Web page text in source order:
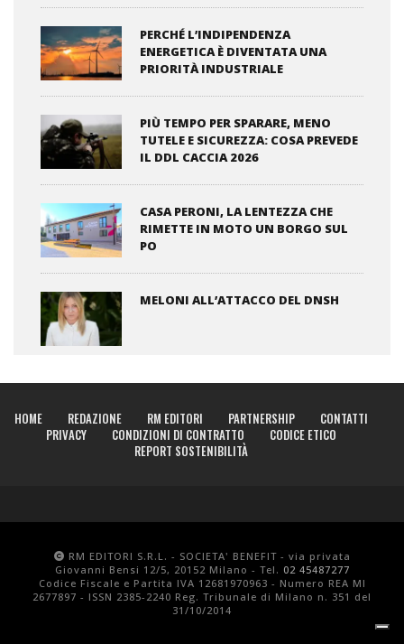
PERCHÉ L’INDIPENDENZA
ENERGETICA È DIVENTATA UNA
PRIORITÀ INDUSTRIALE
PIÙ TEMPO PER SPARARE, MENO
TUTELE E SICUREZZA: COSA PREVEDE
IL DDL CACCIA 2026
CASA PERONI, LA LENTEZZA CHE
RIMETTE IN MOTO UN BORGO SUL
PO
MELONI ALL’ATTACCO DEL DNSH
HOME REDAZIONE RM EDITORI PARTNERSHIP
CONTATTI
PRIVACY
CONDIZIONI DI CONTRATTO
CODICE ETICO
REPORT SOSTENIBILITÀ
RM EDITORI S.R.L. - SOCIETA' BENEFIT - via privata
Giovanni Bensi 12/5, 20152 Milano - Tel. 02 45487277
Codice Fiscale e Partita IVA 12681970963 - Numero REA MI
2677897 - ISSN 2385-2240 Reg. Tribunale di Milano n. 351 del
31/10/2014